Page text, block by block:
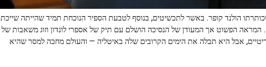
הולנד קופר. באשר לתכשיטים, בנוסף לטבעת הספיר הנוכחת תמיד שהייתה שייכת
המראה הפשוט אך המעודן של הנסיכה הושלם עם תיק של אספרי לונדון וזוג משאבות של
אבל היא תבלה את הימים הקרובים שלה באיטליה — והעולם מחכה למסר שהיא